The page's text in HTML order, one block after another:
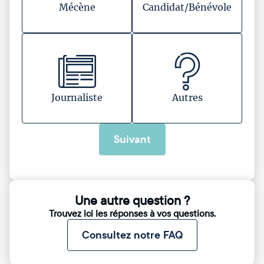
Mécène Candidat/Bénévole
Journaliste Autres
Suivant
Une autre question ?
Trouvez ici les réponses à vos questions.
Consultez notre FAQ